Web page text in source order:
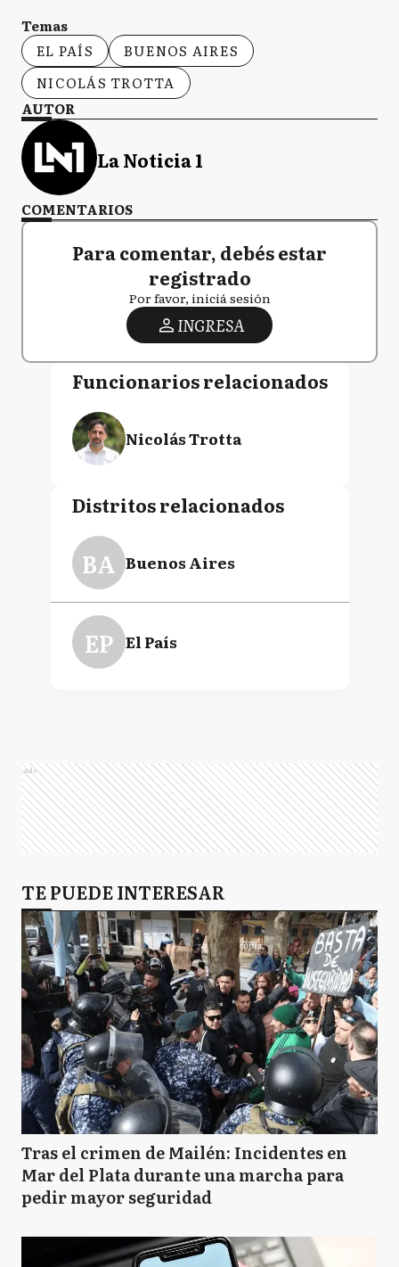
Temas
EL PAÍS
BUENOS AIRES
NICOLÁS TROTTA
AUTOR
La Noticia 1
COMENTARIOS
Para comentar, debés estar
registrado
Por favor, iniciá sesión
INGRESA
Funcionarios relacionados
Nicolás Trotta
Distritos relacionados
BA Buenos Aires
EP El País
Ads
TE PUEDE INTERESAR
Tras el crimen de Mailén: Incidentes en
Mar del Plata durante una marcha para
pedir mayor seguridad